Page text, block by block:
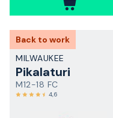
Back to work
MILWAUKEE
Pikalaturi
M12-18 FC
4,6